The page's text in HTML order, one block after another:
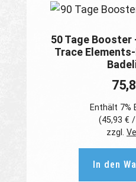
50 Tage Booster
Trace
Enthält 7%
(45,93 € /
zzgl.
In den